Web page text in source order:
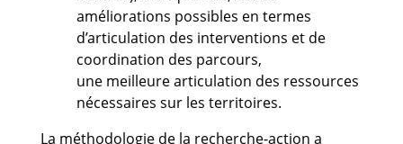
améliorations possibles en termes
d’articulation des interventions et de
coordination des parcours,
une meilleure articulation des ressources
nécessaires sur les territoires.
La méthodologie de la recherche-action a